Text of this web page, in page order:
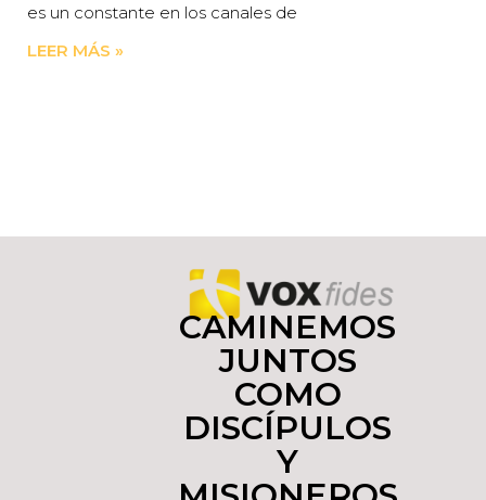
es un constante en los canales de
LEER MÁS »
CAMINEMOS
JUNTOS
COMO
DISCÍPULOS
Y